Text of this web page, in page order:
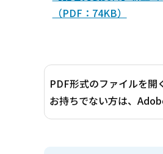
（PDF：74KB）
PDF形式のファイルを開
お持ちでない方は、